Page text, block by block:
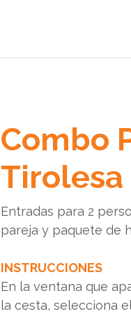
Combo
Tirolesa
Entradas para 2
pareja y paquete de
INSTRUCCIONES
En la ventana que
la cesta, selecciona